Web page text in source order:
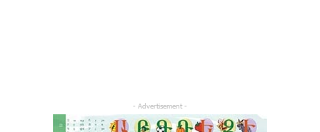
- Advertisement -